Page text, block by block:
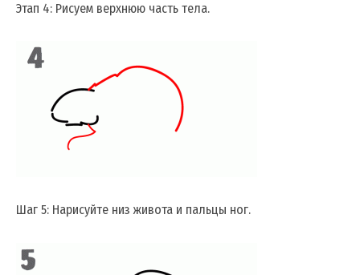
Этап 4: Рисуем верхнюю часть тела.
Шаг 5: Нарисуйте низ живота и пальцы ног.